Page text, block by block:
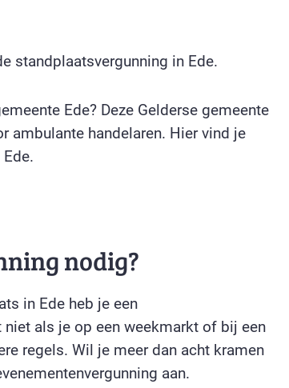
standplaatsvergunning in Ede.
Ede? Deze Gelderse gemeente
ambulante handelaren. Hier vind je
nodig?
in Ede heb je een
als je op een weekmarkt of bij een
regels. Wil je meer dan acht kramen
aan.